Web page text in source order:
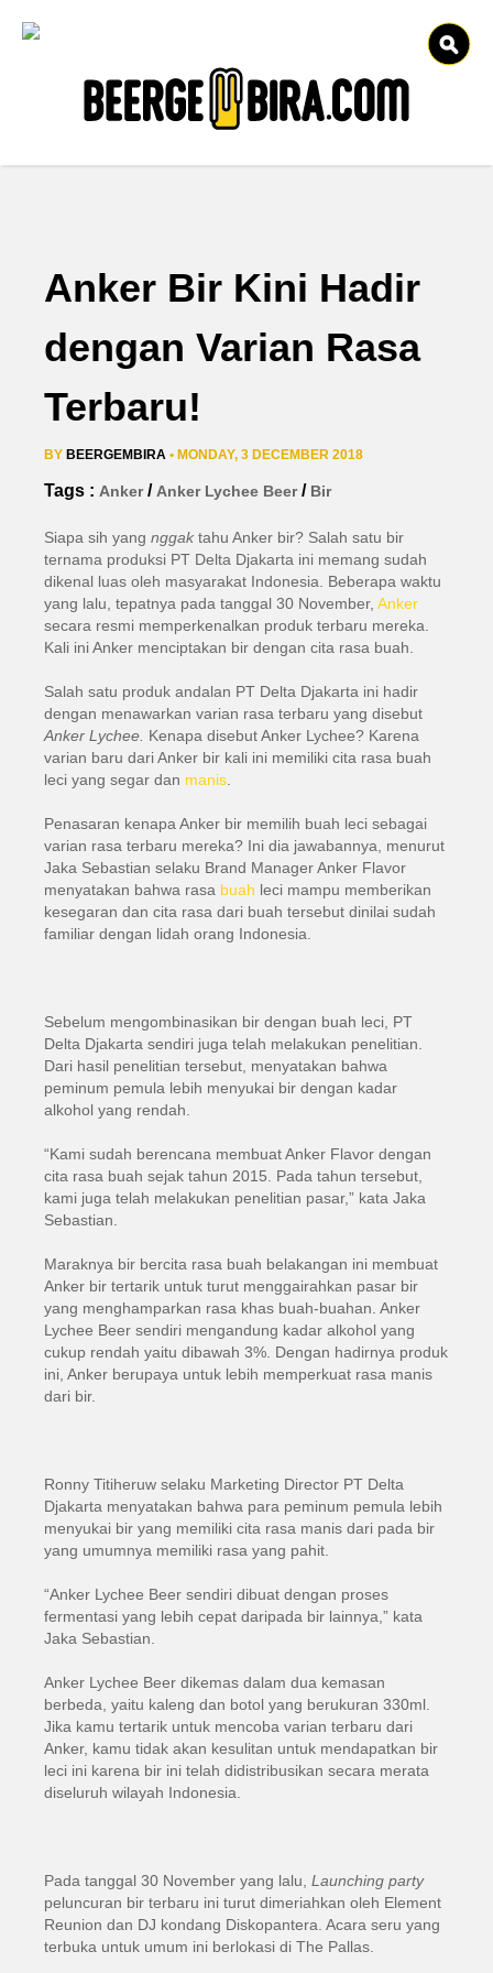
Anker Bir Kini Hadir
dengan Varian Rasa
Terbaru!
BY BEERGEMBIRA • MONDAY, 3 DECEMBER 2018
Tags : Anker/ Anker Lychee Beer/ Bir
Siapa sih yang nggak tahu Anker bir? Salah satu bir
ternama produksi PT Delta Djakarta ini memang sudah
dikenal luas oleh masyarakat Indonesia. Beberapa waktu
yang lalu, tepatnya pada tanggal 30 November, Anker
secara resmi memperkenalkan produk terbaru mereka.
Kali ini Anker menciptakan bir dengan cita rasa buah.
Salah satu produk andalan PT Delta Djakarta ini hadir
dengan menawarkan varian rasa terbaru yang disebut
Anker Lychee. Kenapa disebut Anker Lychee? Karena
varian baru dari Anker bir kali ini memiliki cita rasa buah
leci yang segar dan manis
Penasaran kenapa Anker bir memilih buah leci sebagai
varian rasa terbaru mereka? Ini dia jawabannya, menurut
Jaka Sebastian selaku Brand Manager Anker Flavor
menyatakan bahwa rasa buah leci mampu memberikan
kesegaran dan cita rasa dari buah tersebut dinilai sudah
familiar dengan lidah orang Indonesia.
Sebelum mengombinasikan bir dengan buah leci, PT
Delta Djakarta sendiri juga telah melakukan penelitian.
Dari hasil penelitian tersebut, menyatakan bahwa
peminum pemula lebih menyukai bir dengan kadar
alkohol yang rendah.
“Kami sudah berencana membuat Anker Flavor dengan
cita rasa buah sejak tahun 2015. Pada tahun tersebut,
kami juga telah melakukan penelitian pasar,” kata Jaka
Sebastian.
Maraknya bir bercita rasa buah belakangan ini membuat
Anker bir tertarik untuk turut menggairahkan pasar bir
yang menghamparkan rasa khas buah-buahan. Anker
Lychee Beer sendiri mengandung kadar alkohol yang
cukup rendah yaitu dibawah 3%. Dengan hadirnya produk
ini, Anker berupaya untuk lebih memperkuat rasa manis
dari bir.
Ronny Titiheruw selaku Marketing Director PT Delta
Djakarta menyatakan bahwa para peminum pemula lebih
menyukai bir yang memiliki cita rasa manis dari pada bir
yang umumnya memiliki rasa yang pahit.
“Anker Lychee Beer sendiri dibuat dengan proses
fermentasi yang lebih cepat daripada bir lainnya,” kata
Jaka Sebastian.
Anker Lychee Beer dikemas dalam dua kemasan
berbeda, yaitu kaleng dan botol yang berukuran 330ml.
Jika kamu tertarik untuk mencoba varian terbaru dari
Anker, kamu tidak akan kesulitan untuk mendapatkan bir
leci ini karena bir ini telah didistribusikan secara merata
diseluruh wilayah Indonesia.
Pada tanggal 30 November yang lalu, Launching party
peluncuran bir terbaru ini turut dimeriahkan oleh Element
Reunion dan DJ kondang Diskopantera. Acara seru yang
terbuka untuk umum ini berlokasi di The Pallas.